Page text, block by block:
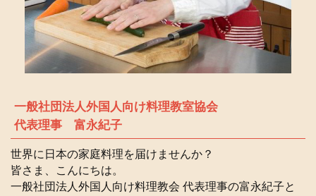
一般社団法人外国人向け料理教室協会
代表理事 富永紀子
世界に日本の家庭料理を届けませんか？
皆さま、こんにちは。
一般社団法人外国人向け料理教会 代表理事の富永紀子と